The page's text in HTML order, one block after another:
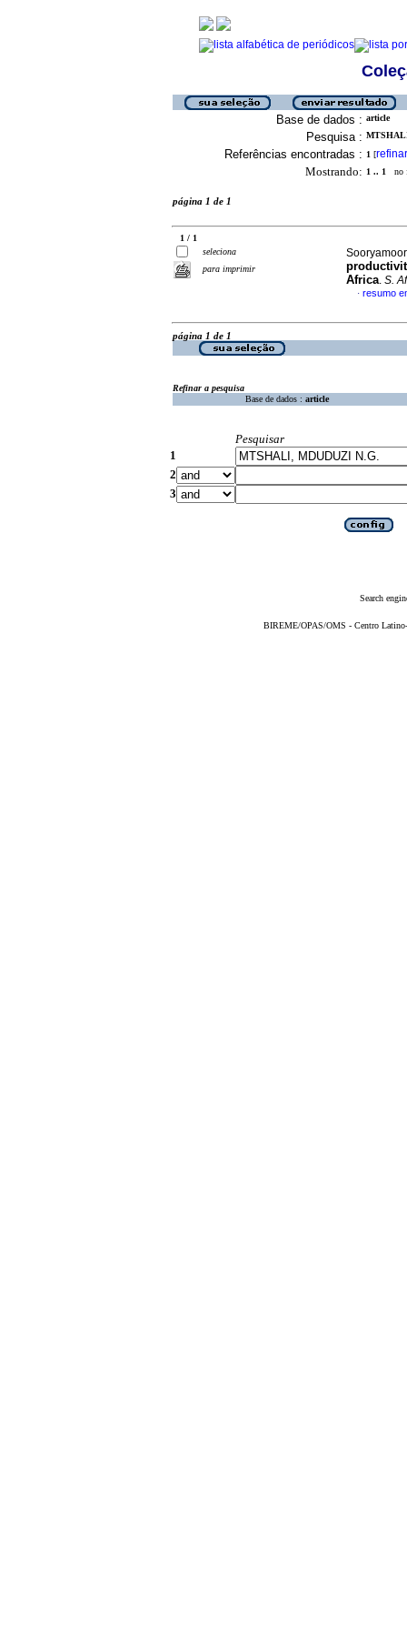
Base de dados : article
Pesquisa :
Referências encontradas : 1 [refinar
Mostrando: 1 .. 1 no
página 1 de 1
1 / 1
seleciona
para imprimir
Africa. S.
· resumo
página 1 de 1
Refinar a pesquisa
Base de dados : article
Pesquisar
1
2
3
Search
BIREME/OPAS/OMS - Centro Latino-